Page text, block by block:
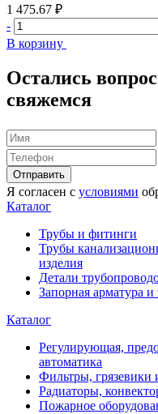
1 475.67 ₽
-
В корзину
Остались
свяжемся
Отправить
Я согласен с условиями
Каталог
Трубы и фитинги
Трубы
изделия
Детали
Запорная арматура
Каталог
Регулирующая,
автоматика
Фильтры, грязевики
Радиаторы,
Пожарное